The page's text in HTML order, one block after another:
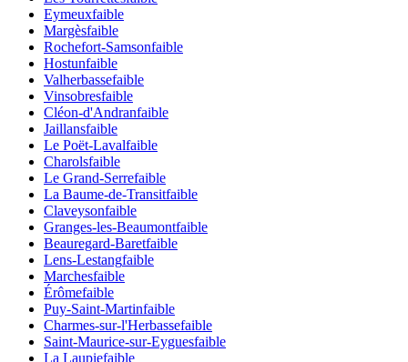
Eymeuxfaible
Margèsfaible
Rochefort-Samsonfaible
Hostunfaible
Valherbassefaible
Vinsobresfaible
Cléon-d'Andranfaible
Jaillansfaible
Le Poët-Lavalfaible
Charolsfaible
Le Grand-Serrefaible
La Baume-de-Transitfaible
Claveysonfaible
Granges-les-Beaumontfaible
Beauregard-Baretfaible
Lens-Lestangfaible
Marchesfaible
Érômefaible
Puy-Saint-Martinfaible
Charmes-sur-l'Herbassefaible
Saint-Maurice-sur-Eyguesfaible
La Laupiefaible